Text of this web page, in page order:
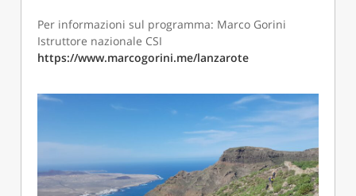
Per informazioni sul programma: Marco Gorini
Istruttore nazionale CSI
https://www.marcogorini.me/lanzarote